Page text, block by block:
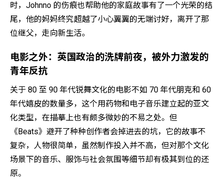
时，Johnno 的伤痕也帮助他的家庭故事有了一个光荣的结
尾，他的妈妈终究超越了小心翼翼的无端讨好，离开了那
位继父，走向新生活。
电影之外：英国政治的洗牌前夜，被外力激发的
青年反抗
关于 80 至 90 年代锐舞文化的电影不如 70 年代朋克和 60
年代嬉皮的数量多，这个用药物和电子音乐建立起的亚文
化类型，在描摹上也有颇多微妙的不易之处。但
《Beats》避开了种种创作者会掉进去的坑，它的故事不
复杂，人物很简单，虽然制作投入并不高，但对那个文化
场景下的音乐、服饰与社会氛围等细节却有极其到位的还
原。